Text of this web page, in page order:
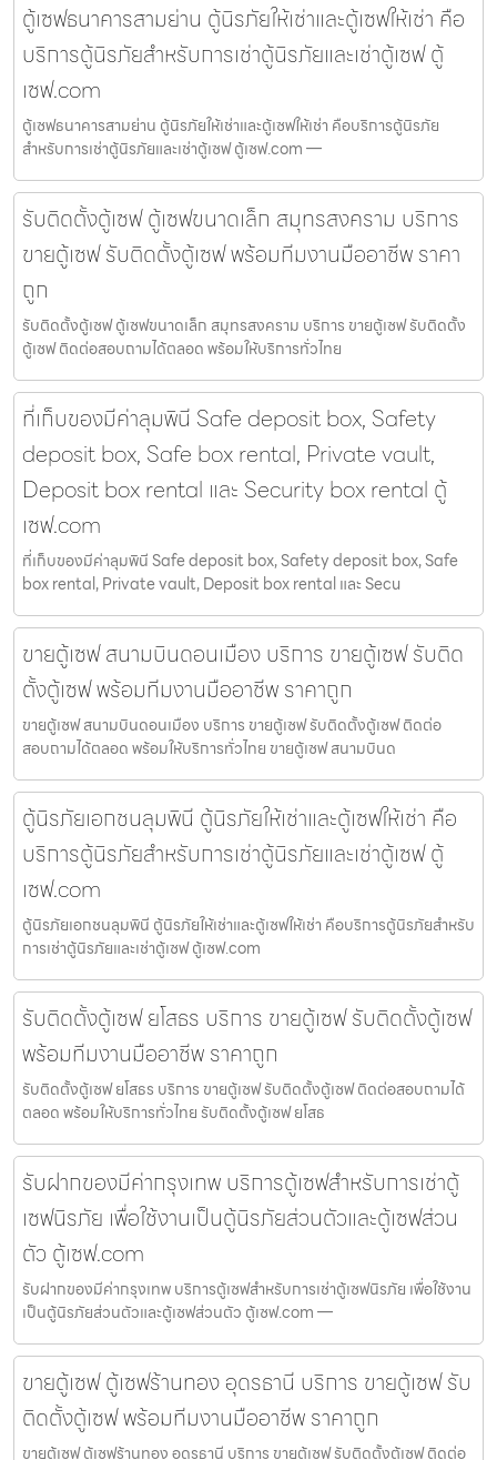
ตู้เซฟธนาคารสามย่าน ตู้นิรภัยให้เช่าและตู้เซฟให้เช่า คือ
บริการตู้นิรภัยสำหรับการเช่าตู้นิรภัยและเช่าตู้เซฟ ตู้
เซฟ.com
ตู้เซฟธนาคารสามย่าน ตู้นิรภัยให้เช่าและตู้เซฟให้เช่า คือบริการตู้นิรภัย
สำหรับการเช่าตู้นิรภัยและเช่าตู้เซฟ ตู้เซฟ.com —
รับติดตั้งตู้เซฟ ตู้เซฟขนาดเล็ก สมุทรสงคราม บริการ
ขายตู้เซฟ รับติดตั้งตู้เซฟ พร้อมทีมงานมืออาชีพ ราคา
ถูก
รับติดตั้งตู้เซฟ ตู้เซฟขนาดเล็ก สมุทรสงคราม บริการ ขายตู้เซฟ รับติดตั้ง
ตู้เซฟ ติดต่อสอบถามได้ตลอด พร้อมให้บริการทั่วไทย
ที่เก็บของมีค่าลุมพินี Safe deposit box, Safety
deposit box, Safe box rental, Private vault,
Deposit box rental และ Security box rental ตู้
เซฟ.com
ที่เก็บของมีค่าลุมพินี Safe deposit box, Safety deposit box, Safe
box rental, Private vault, Deposit box rental และ Secu
ขายตู้เซฟ สนามบินดอนเมือง บริการ ขายตู้เซฟ รับติด
ตั้งตู้เซฟ พร้อมทีมงานมืออาชีพ ราคาถูก
ขายตู้เซฟ สนามบินดอนเมือง บริการ ขายตู้เซฟ รับติดตั้งตู้เซฟ ติดต่อ
สอบถามได้ตลอด พร้อมให้บริการทั่วไทย ขายตู้เซฟ สนามบินด
ตู้นิรภัยเอกชนลุมพินี ตู้นิรภัยให้เช่าและตู้เซฟให้เช่า คือ
บริการตู้นิรภัยสำหรับการเช่าตู้นิรภัยและเช่าตู้เซฟ ตู้
เซฟ.com
ตู้นิรภัยเอกชนลุมพินี ตู้นิรภัยให้เช่าและตู้เซฟให้เช่า คือบริการตู้นิรภัยสำหรับ
การเช่าตู้นิรภัยและเช่าตู้เซฟ ตู้เซฟ.com
รับติดตั้งตู้เซฟ ยโสธร บริการ ขายตู้เซฟ รับติดตั้งตู้เซฟ
พร้อมทีมงานมืออาชีพ ราคาถูก
รับติดตั้งตู้เซฟ ยโสธร บริการ ขายตู้เซฟ รับติดตั้งตู้เซฟ ติดต่อสอบถามได้
ตลอด พร้อมให้บริการทั่วไทย รับติดตั้งตู้เซฟ ยโสธ
รับฝากของมีค่ากรุงเทพ บริการตู้เซฟสำหรับการเช่าตู้
เซฟนิรภัย เพื่อใช้งานเป็นตู้นิรภัยส่วนตัวและตู้เซฟส่วน
ตัว ตู้เซฟ.com
รับฝากของมีค่ากรุงเทพ บริการตู้เซฟสำหรับการเช่าตู้เซฟนิรภัย เพื่อใช้งาน
เป็นตู้นิรภัยส่วนตัวและตู้เซฟส่วนตัว ตู้เซฟ.com —
ขายตู้เซฟ ตู้เซฟร้านทอง อุดรธานี บริการ ขายตู้เซฟ รับ
ติดตั้งตู้เซฟ พร้อมทีมงานมืออาชีพ ราคาถูก
ขายตู้เซฟ ตู้เซฟร้านทอง อุดรธานี บริการ ขายตู้เซฟ รับติดตั้งตู้เซฟ ติดต่อ